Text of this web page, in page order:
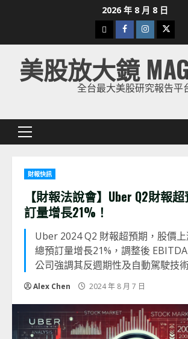
2026 年 8 月 8 日
下
載
美
股
Facebook
Instagram
Twitter
美股放大鏡
全台最大美股研究報告平
Primary
財報快訊
【財報法說會】Uber Q2財報
訂量增長21%！
Uber 2024 Q2 財報超預期，股價上
總預訂量增長21%，調整後 EBITDA
公司強調其反週期性及自動駕駛技
Alex Chen 2024 年 8 月 7 日